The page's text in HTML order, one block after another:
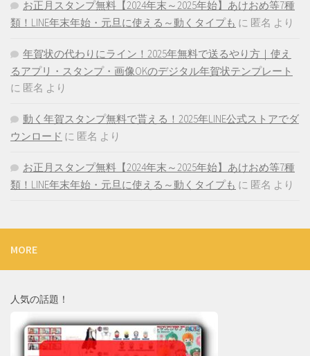
お正月スタンプ無料【2024年末～2025年始】あけおめ等7種
類！LINE年末年始・元旦に使える～動くタイプも に 匿名 より
年賀状の代わりにライン！2025年無料で送るやり方｜使え
るアプリ・スタンプ・画像OKのデジタル年賀状テンプレート
に 匿名 より
動く年賀スタンプ無料で貰える！2025年LINE公式ストアでダ
ウンロード に 匿名 より
お正月スタンプ無料【2024年末～2025年始】あけおめ等7種
類！LINE年末年始・元旦に使える～動くタイプも に 匿名 より
MORE
人気の話題！